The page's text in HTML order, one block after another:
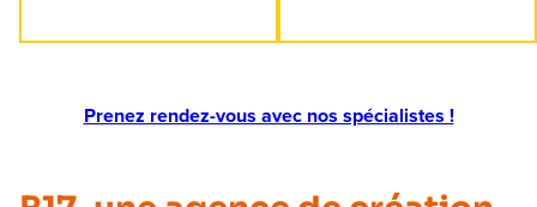
Prenez rendez-vous avec nos spécialistes !